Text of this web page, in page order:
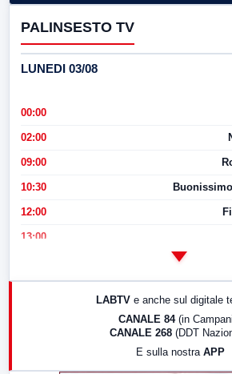
PALINSESTO TV
LUNEDI 03/08
00:00
02:00
09:00
10:30
12:00
13:00
LABTV e anche sul digitale
CANALE 84 (in
CANALE 268 (DDT
E sulla nostra APP